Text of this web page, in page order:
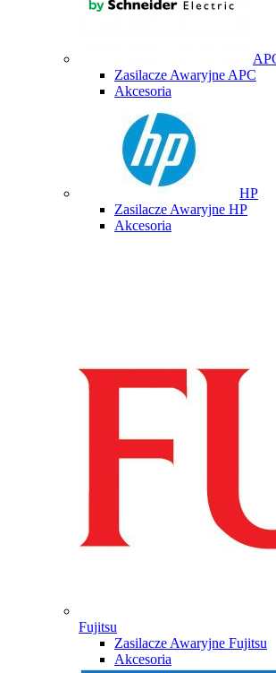
Zasilacze Awaryjne APC
Akcesoria
HP
Zasilacze Awaryjne HP
Akcesoria
Fujitsu
Zasilacze Awaryjne Fujitsu
Akcesoria